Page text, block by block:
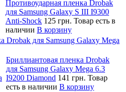
Противоударная пленка Drobak
для Samsung Galaxy S III I9300
Anti-Shock 125 грн. Товар есть в
наличии В корзину
Drobak для Samsung Galaxy Mega
Бриллиантовая пленка Drobak
для Samsung Galaxy Mega 6.3
I9200 Diamond 141 грн. Товар
есть в наличии В корзину